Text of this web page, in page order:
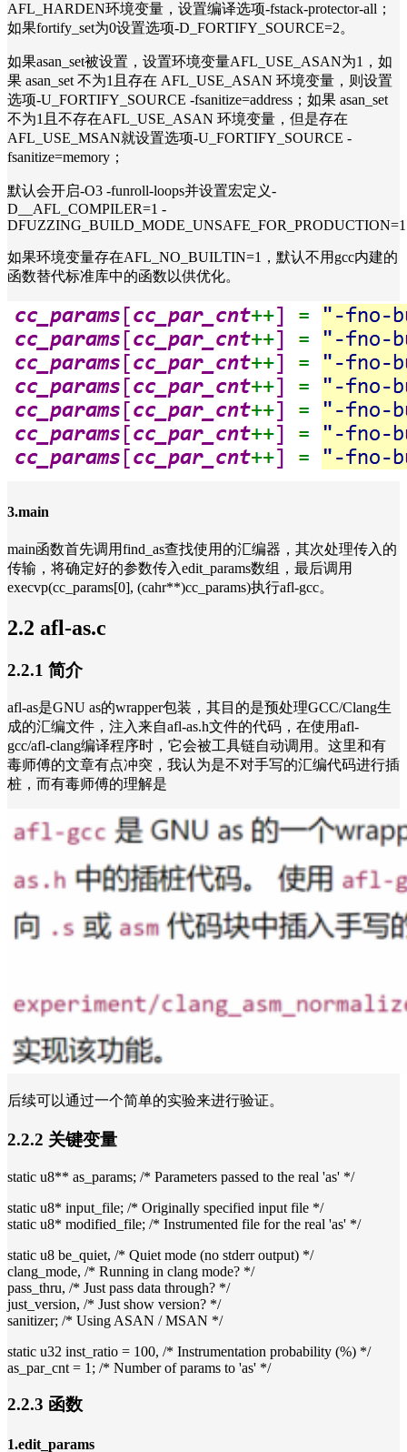
AFL_HARDEN环境变量，设置编译选项-fstack-protector-all；
如果fortify_set为0设置选项-D_FORTIFY_SOURCE=2。
如果asan_set被设置，设置环境变量AFL_USE_ASAN为1，如
果 asan_set 不为1且存在 AFL_USE_ASAN 环境变量，则设置
选项-U_FORTIFY_SOURCE -fsanitize=address；如果 asan_set
不为1且不存在AFL_USE_ASAN 环境变量，但是存在
AFL_USE_MSAN就设置选项-U_FORTIFY_SOURCE -
fsanitize=memory；
默认会开启-O3 -funroll-loops并设置宏定义-
D__AFL_COMPILER=1 -
DFUZZING_BUILD_MODE_UNSAFE_FOR_PRODUCTION=1
如果环境变量存在AFL_NO_BUILTIN=1，默认不用gcc内建的
函数替代标准库中的函数以供优化。
3.main
main函数首先调用find_as查找使用的汇编器，其次处理传入的
传输，将确定好的参数传入edit_params数组，最后调用
execvp(cc_params[0], (cahr**)cc_params)执行afl-gcc。
2.2 afl-as.c
2.2.1 简介
afl-as是GNU as的wrapper包装，其目的是预处理GCC/Clang生
成的汇编文件，注入来自afl-as.h文件的代码，在使用afl-
gcc/afl-clang编译程序时，它会被工具链自动调用。这里和有
毒师傅的文章有点冲突，我认为是不对手写的汇编代码进行插
桩，而有毒师傅的理解是
后续可以通过一个简单的实验来进行验证。
2.2.2 关键变量
static u8** as_params; /* Parameters passed to the real 'as' */
static u8* input_file; /* Originally specified input file */
static u8* modified_file; /* Instrumented file for the real 'as' */
static u8 be_quiet, /* Quiet mode (no stderr output) */
clang_mode, /* Running in clang mode? */
pass_thru, /* Just pass data through? */
just_version, /* Just show version? */
sanitizer; /* Using ASAN / MSAN */
static u32 inst_ratio = 100, /* Instrumentation probability (%) */
as_par_cnt = 1; /* Number of params to 'as' */
2.2.3 函数
1.edit_params